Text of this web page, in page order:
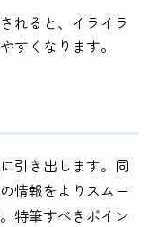
れると、イライラ
すくなります。
引き出します。同
情報をよりスムー
特筆すべきポイン